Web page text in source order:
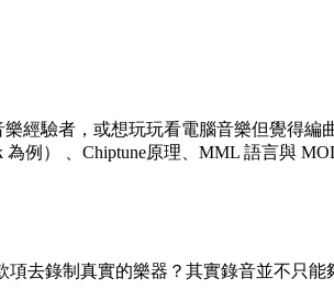
經驗者，或想玩玩看電腦音樂但覺得
例） 、Chiptune原理、MML 語言與
去錄制真實的樂器？其實錄音並不只